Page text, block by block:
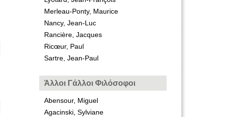
Merleau-Ponty, Maurice
Nancy, Jean-Luc
Rancière, Jacques
Ricœur, Paul
Sartre, Jean-Paul
Άλλοι Γάλλοι Φιλόσοφοι
Abensour, Miguel
Agacinski, Sylviane